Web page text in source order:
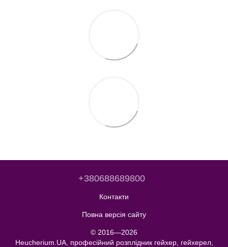
+380688689800
Контакти
Повна версія сайту
© 2016—2026
Heucherium.UA, професійний розплідник гейхер, гейхерел,